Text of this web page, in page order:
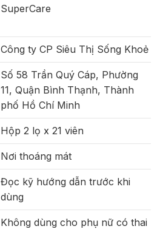
SuperCare
Công ty CP Siêu Thị Sống Khoẻ
Số 58 Trần Quý Cáp, Phường
11, Quận Bình Thạnh, Thành
phố Hồ Chí Minh
Hộp 2 lọ x 21 viên
Nơi thoáng mát
Đọc kỹ hướng dẫn trước khi
dùng
Không dùng cho phụ nữ có thai